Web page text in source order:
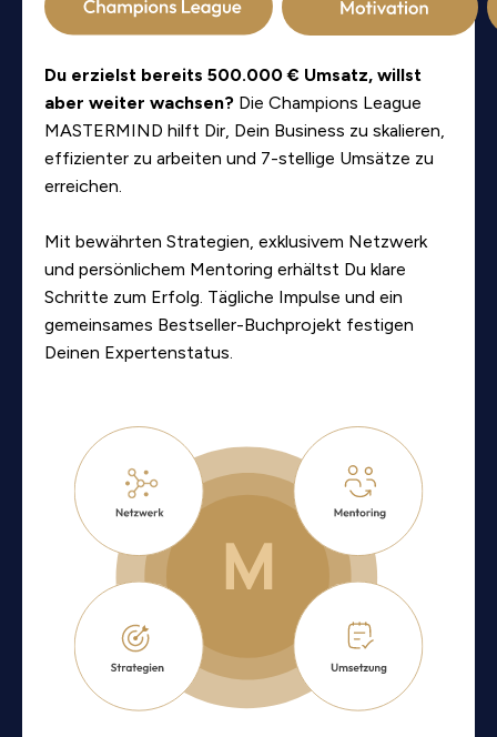
Du erzielst bereits 500.000 € Umsatz, willst
aber weiter wachsen? Die Champions League
MASTERMIND hilft Dir, Dein Business zu skalieren,
effizienter zu arbeiten und 7-stellige Umsätze zu
erreichen.
Mit bewährten Strategien, exklusivem Netzwerk
und persönlichem Mentoring erhältst Du klare
Schritte zum Erfolg. Tägliche Impulse und ein
gemeinsames Bestseller-Buchprojekt festigen
Deinen Expertenstatus.